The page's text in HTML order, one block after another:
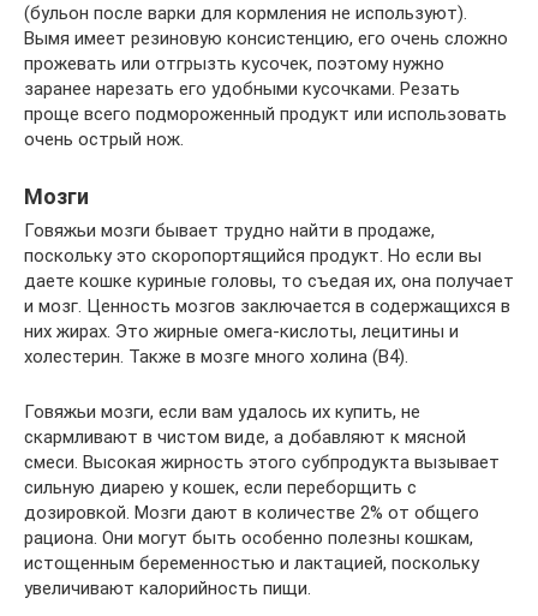
(бульон после варки для кормления не используют).
Вымя имеет резиновую консистенцию, его очень сложно
прожевать или отгрызть кусочек, поэтому нужно
заранее нарезать его удобными кусочками. Резать
проще всего подмороженный продукт или использовать
очень острый нож.
Мозги
Говяжьи мозги бывает трудно найти в продаже,
поскольку это скоропортящийся продукт. Но если вы
даете кошке куриные головы, то съедая их, она получает
и мозг. Ценность мозгов заключается в содержащихся в
них жирах. Это жирные омега-кислоты, лецитины и
холестерин. Также в мозге много холина (В4).
Говяжьи мозги, если вам удалось их купить, не
скармливают в чистом виде, а добавляют к мясной
смеси. Высокая жирность этого субпродукта вызывает
сильную диарею у кошек, если переборщить с
дозировкой. Мозги дают в количестве 2% от общего
рациона. Они могут быть особенно полезны кошкам,
истощенным беременностью и лактацией, поскольку
увеличивают калорийность пищи.